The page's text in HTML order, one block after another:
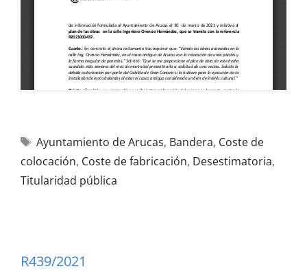
Ayuntamiento de Arucas, Bandera, Coste de
colocación, Coste de fabricación, Desestimatoria,
Titularidad pública
R439/2021